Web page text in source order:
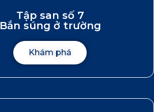
Tập san số 7
Bắn súng ở trường
Khám phá